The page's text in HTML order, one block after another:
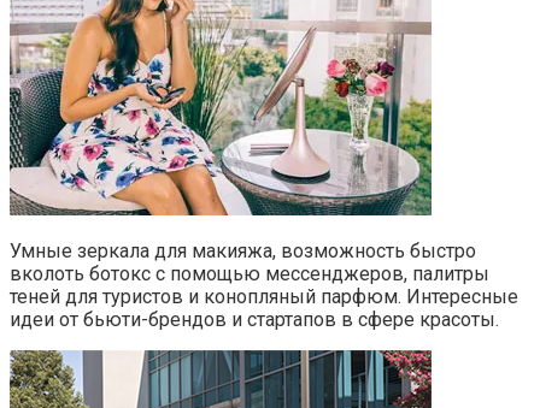
Умные зеркала для макияжа, возможность быстро
вколоть ботокс с помощью мессенджеров, палитры
теней для туристов и конопляный парфюм. Интересные
идеи от бьюти-брендов и стартапов в сфере красоты.